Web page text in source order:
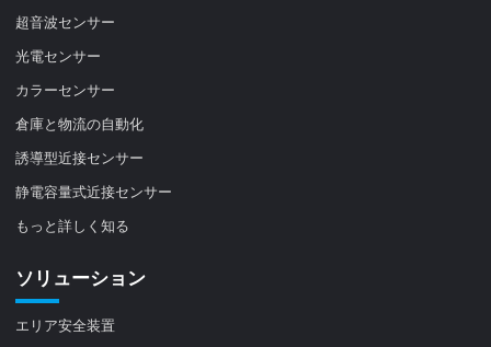
超音波センサー
光電センサー
カラーセンサー
倉庫と物流の自動化
誘導型近接センサー
静電容量式近接センサー
もっと詳しく知る
ソリューション
エリア安全装置